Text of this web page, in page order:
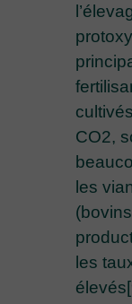
CO2,
les
les
élevés